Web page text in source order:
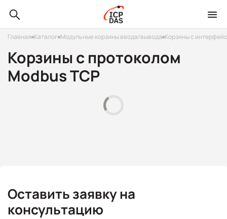
Главная Каталог Модульные корзины ввода/вывода Корзины с
Корзины с протоколом
Modbus TCP
Оставить заявку на
консультацию